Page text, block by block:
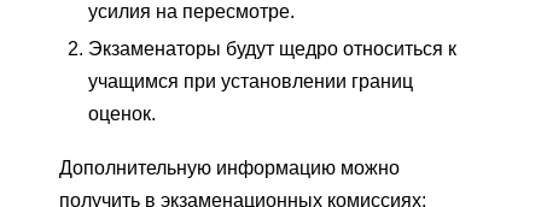
усилия на пересмотре.
Экзаменаторы будут щедро относиться к
учащимся при установлении границ
оценок.
Дополнительную информацию можно
получить в экзаменационных комиссиях: